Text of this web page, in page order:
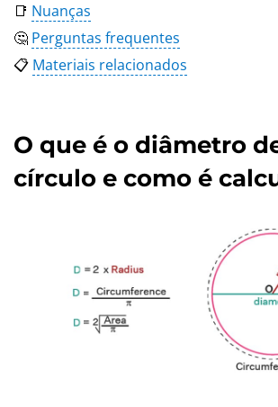
📑 Nuanças
🤔 Perguntas frequentes
📋 Materiais relacionados
O que é o diâmetro
círculo e como é